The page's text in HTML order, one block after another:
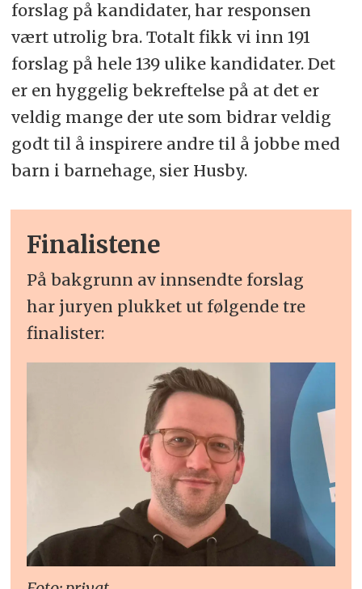
forslag på kandidater, har responsen
vært utrolig bra. Totalt fikk vi inn 191
forslag på hele 139 ulike kandidater. Det
er en hyggelig bekreftelse på at det er
veldig mange der ute som bidrar veldig
godt til å inspirere andre til å jobbe med
barn i barnehage, sier Husby.
Finalistene
På bakgrunn av innsendte forslag
har juryen plukket ut følgende tre
finalister: